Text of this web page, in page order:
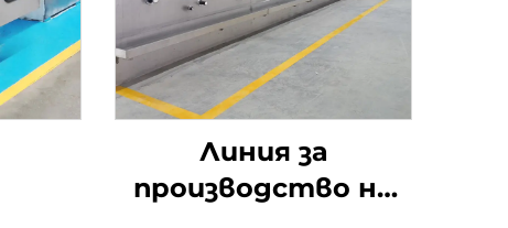
Линия за
производство на